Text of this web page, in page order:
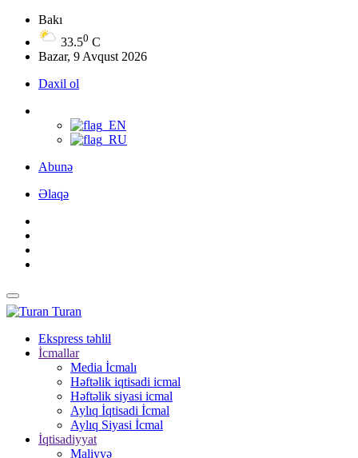
Bakı
33.50 C
Bazar, 9 Avqust 2026
Daxil ol
Abunə
Əlaqə
Turan
Ekspress təhlil
İcmallar
Media İcmalı
Həftəlik iqtisadi icmal
Həftəlik siyasi icmal
Aylıq İqtisadi İcmal
Aylıq Siyasi İcmal
İqtisadiyyat
Maliyyə